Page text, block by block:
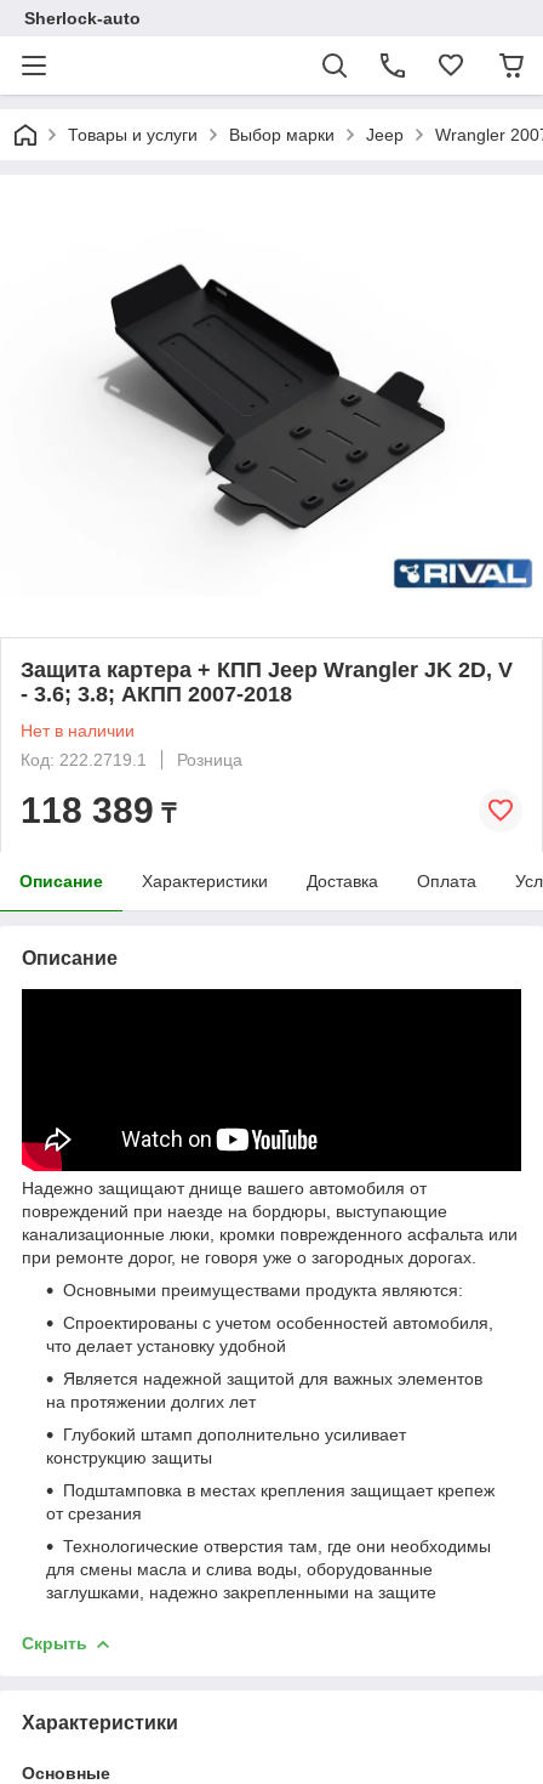
Sherlock-auto
Товары и услуги Выбор марки Jeep Wrangler
Защита картера + КПП Jeep Wrangler JK 2D, V
- 3.6; 3.8; АКПП 2007-2018
Нет в наличии
Код: 222.2719.1
Розница
118 389 ₸
Описание Характеристики Доставка Оплата
Описание
Надежно защищают днище вашего автомобиля от
повреждений при наезде на бордюры, выступающие
канализационные люки, кромки поврежденного асфальта или
при ремонте дорог, не говоря уже о загородных дорогах.
Основными преимуществами продукта являются:
Спроектированы с учетом особенностей автомобиля,
что делает установку удобной
Является надежной защитой для важных элементов
на протяжении долгих лет
Глубокий штамп дополнительно усиливает
конструкцию защиты
Подштамповка в местах крепления защищает крепеж
от срезания
Технологические отверстия там, где они необходимы
для смены масла и слива воды, оборудованные
заглушками, надежно закрепленными на защите
Скрыть
Характеристики
Основные